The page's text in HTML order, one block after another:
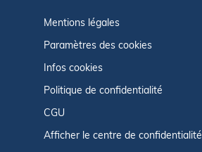
Mentions légales
Paramètres des cookies
Infos cookies
Politique de confidentialité
CGU
Afficher le centre de confidentialité